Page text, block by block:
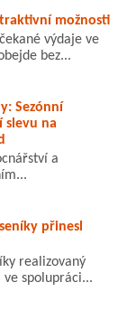
možnosti
výdaje ve
bez...
Sezónní
slevu na
a
přinesl
realizovaný
spolupráci...